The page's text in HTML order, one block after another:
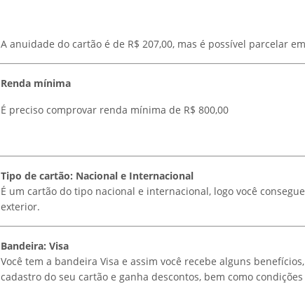
A anuidade do cartão é de R$ 207,00, mas é possível parcelar
Renda mínima
É preciso comprovar renda mínima de R$ 800,00
Tipo de cartão: Nacional e Internacional
É um cartão do tipo nacional e internacional, logo você
exterior.
Bandeira: Visa
Você tem a bandeira Visa e assim você recebe alguns
cadastro do seu cartão e ganha descontos, bem como